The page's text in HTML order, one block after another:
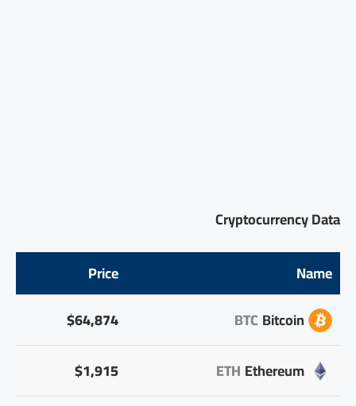
Cryptocurrency Data
Name
Price
Bitcoin
BTC
$64,874
Ethereum
ETH
$1,915